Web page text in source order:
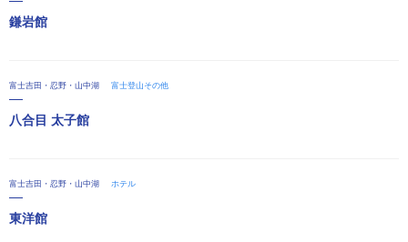
鎌岩館
富士吉田・忍野・山中湖 富士登山その他
八合目 太子館
富士吉田・忍野・山中湖 ホテル
東洋館